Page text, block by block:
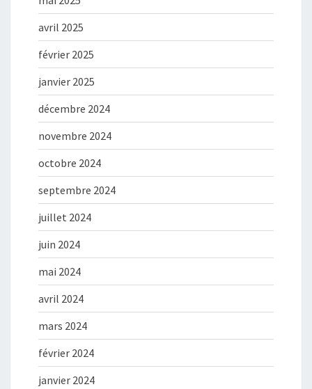
avril 2025
février 2025
janvier 2025
décembre 2024
novembre 2024
octobre 2024
septembre 2024
juillet 2024
juin 2024
mai 2024
avril 2024
mars 2024
février 2024
janvier 2024